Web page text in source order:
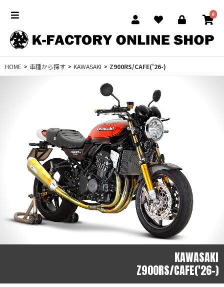
0
HOME > 車種から探す > KAWASAKI > Z900RS/CAFE('26-)
KAWASAKI
Z900RS/CAFE('26-)